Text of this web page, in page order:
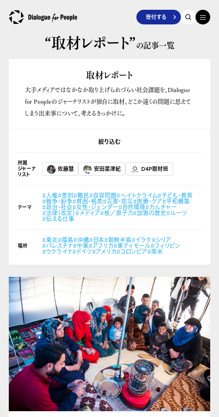
寄付する
“取材レポート”の記事一覧
取材レポート
大手メディアではなかなか取り上げられづらい社会課題を、Dialogue
for Peopleのジャーナリストが独自に取材、どこか遠くの問題に思えて
しまう出来事について、考えるきっかけに。
絞り込む
所属
ジャーナ
リスト
佐藤慧 安田菜津紀 D4P取材班
テーマ
#人権#差別#難民#収容問題#ヘイトクライム#子ども・教育
#戦争・紛争#貧困・格差#災害・防災#医療・ケア#平和構築
#政治・社会#女性・ジェンダー#自然環境#カルチャー
#法律（改定）#メディア#核／原子力#加害の歴史#ルーツ
#伝える仕事
場所
#東北#福島#沖縄#日本#朝鮮半島#イラク#シリア
#パレスチナ#中東#アフリカ#東ティモール#フィリピン
#ウクライナ#ドイツ#アメリカ#コロンビア#南米